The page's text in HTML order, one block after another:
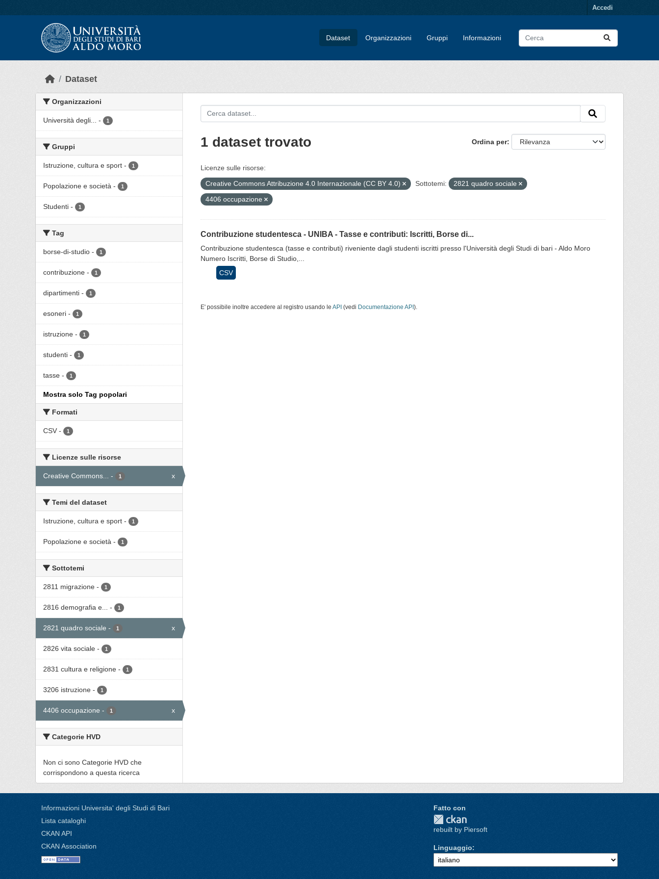
Accedi
Dataset Organizzazioni Gruppi Informazioni
Dataset
Organizzazioni
Università degli... - 1
Gruppi
Istruzione, cultura e sport - 1
Popolazione e società - 1
Studenti - 1
Tag
borse-di-studio - 1
contribuzione - 1
dipartimenti - 1
esoneri - 1
istruzione - 1
studenti - 1
tasse - 1
Mostra solo Tag popolari
Formati
CSV - 1
Licenze sulle risorse
Creative Commons... - 1 x
Temi del dataset
Istruzione, cultura e sport - 1
Popolazione e società - 1
Sottotemi
2811 migrazione - 1
2816 demografia e... - 1
2821 quadro sociale - 1 x
2826 vita sociale - 1
2831 cultura e religione - 1
3206 istruzione - 1
4406 occupazione - 1 x
Categorie HVD
Non ci sono Categorie HVD che
corrispondono a questa ricerca
Ordina per
1 dataset trovato
Licenze sulle risorse:
Creative Commons Attribuzione 4.0 Internazionale (CC BY 4.0)
Sottotemi:
2821 quadro sociale
4406 occupazione
Contribuzione studentesca - UNIBA - Tasse e contributi: Iscritti, Borse di...
Contribuzione studentesca (tasse e contributi) riveniente dagli studenti iscritti presso l'Università degli Studi di bari - Aldo Moro
Numero Iscritti, Borse di Studio,...
CSV
E' possibile inoltre accedere al registro usando le API (vedi Documentazione API ).
Informazioni Universita' degli Studi di Bari
Lista cataloghi
CKAN API
CKAN Association
Fatto con
rebuilt by Piersoft
Linguaggio